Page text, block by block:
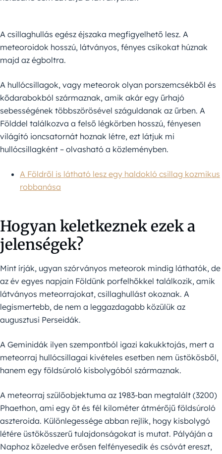
A csillaghullás egész éjszaka megfigyelhető lesz. A
meteoroidok hosszú, látványos, fényes csíkokat húznak
majd az égboltra.
A hullócsillagok, vagy meteorok olyan porszemcsékből és
kődarabokból származnak, amik akár egy űrhajó
sebességének többszörösével száguldanak az űrben. A
Földdel találkozva a felső légkörben hosszú, fényesen
világító ioncsatornát hoznak létre, ezt látjuk mi
hullócsillagként – olvasható a közleményben.
A Földről is látható lesz egy haldokló csillag kozmikus
robbanása
Hogyan keletkeznek ezek a
jelenségek?
Mint írják, ugyan szórványos meteorok mindig láthatók, de
az év egyes napjain Földünk porfelhőkkel találkozik, amik
látványos meteorrajokat, csillaghullást okoznak. A
legismertebb, de nem a leggazdagabb közülük az
augusztusi Perseidák.
A Geminidák ilyen szempontból igazi kakukktojás, mert a
meteorraj hullócsillagai kivételes esetben nem üstökösből,
hanem egy földsúroló kisbolygóból származnak.
A meteorraj szülőobjektuma az 1983-ban megtalált (3200)
Phaethon, ami egy öt és fél kilométer átmérőjű földsúroló
aszteroida. Különlegessége abban rejlik, hogy kisbolygó
létére üstökösszerű tulajdonságokat is mutat. Pályáján a
Naphoz közeledve erősen felfényesedik és csóvát ereszt,